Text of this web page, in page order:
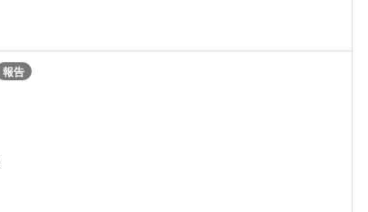
報告